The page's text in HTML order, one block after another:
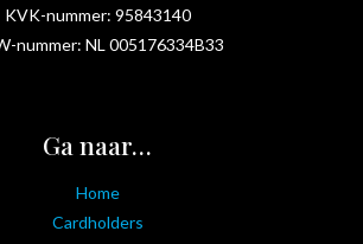
KVK-nummer: 95843140
nummer: NL 005176334B33
Ga naar…
Home
Cardholders